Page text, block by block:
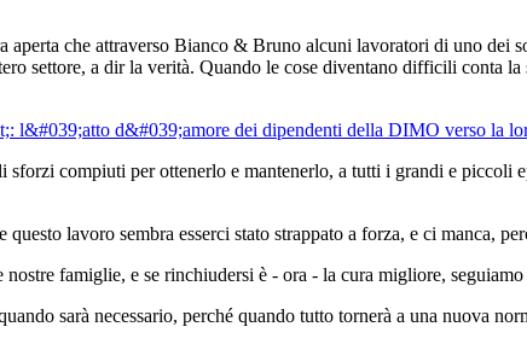
aperta che attraverso Bianco & Bruno alcuni lavoratori di uno
settore, a dir la verità. Quando le cose diventano difficili conta
sforzi compiuti per ottenerlo e mantenerlo, a tutti i grandi e
questo lavoro sembra esserci stato strappato a forza, e ci manca,
nostre famiglie, e se rinchiudersi è - ora - la cura migliore,
sarà necessario, perché quando tutto tornerà a una nuova